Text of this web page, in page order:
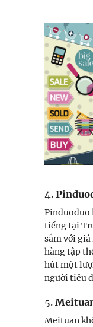
4.
Pinduoduo
tiếng tại
sắm với giá
hàng tập
hút một
người tiêu
5.
Meituan